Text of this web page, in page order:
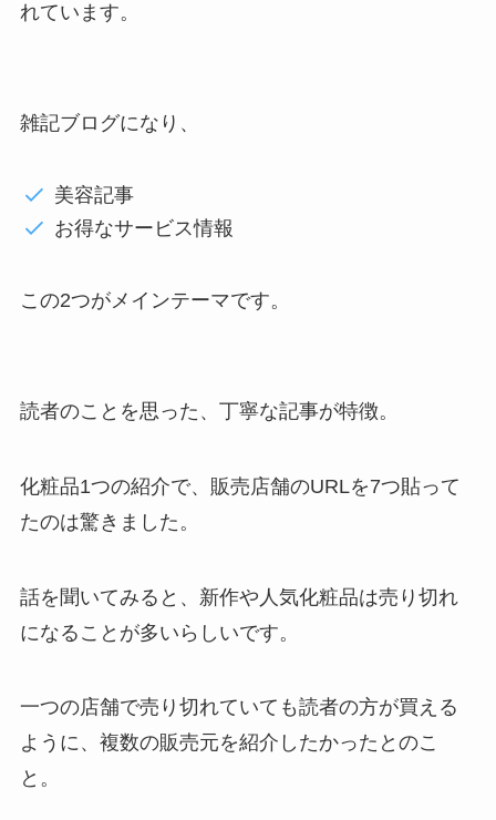
れています。
雑記ブログになり、
美容記事
お得なサービス情報
この2つがメインテーマです。
読者のことを思った、丁寧な記事が特徴。
化粧品1つの紹介で、販売店舗のURLを7つ貼って
たのは驚きました。
話を聞いてみると、新作や人気化粧品は売り切れ
になることが多いらしいです。
一つの店舗で売り切れていても読者の方が買える
ように、複数の販売元を紹介したかったとのこ
と。